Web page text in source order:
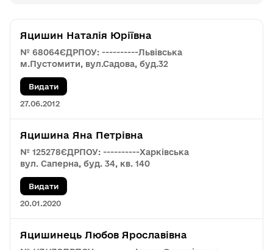
Яцишин Наталія Юріївна
№ 68064ЄДРПОУ: ----------Львівська
м.Пустомити, вул.Садова, буд.32
Видати
27.06.2012
Яцишина Яна Петрівна
№ 125278ЄДРПОУ: ----------Харківська
вул. Саперна, буд. 34, кв. 140
Видати
20.01.2020
Яцишинець Любов Ярославівна